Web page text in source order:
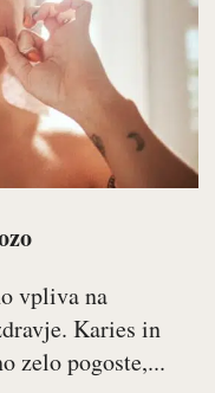
vpliva na
Karies in
zelo pogoste,...